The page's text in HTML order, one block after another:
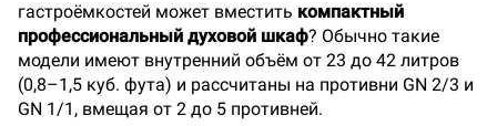
гастроёмкостей может вместить компактный
профессиональный духовой шкаф? Обычно такие
модели имеют внутренний объём от 23 до 42 литров
(0,8–1,5 куб. фута) и рассчитаны на противни GN 2/3 и
GN 1/1, вмещая от 2 до 5 противней.